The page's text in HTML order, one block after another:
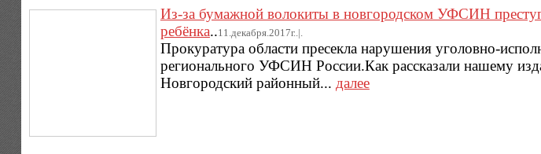
Из-за бумажной волокиты в новгородском УФСИН
ребёнка..11.декабря.2017г..|.
Прокуратура области пресекла нарушения уголовно-
регионального УФСИН России.Как рассказали нашему
Новгородский районный... далее